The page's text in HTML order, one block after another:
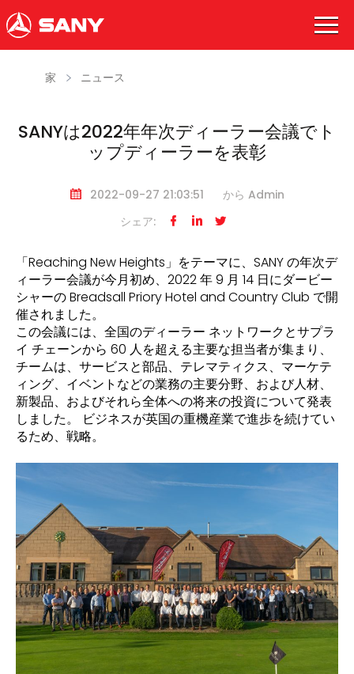
家 ニュース
SANYは2022年年次ディーラー会議でト
ップディーラーを表彰
2022-09-27 21:03:51
から Admin
シェア:
  
「Reaching New Heights」をテーマに、SANY の年次デ
ィーラー会議が今月初め、2022 年 9 月 14 日にダービー
シャーの Breadsall Priory Hotel and Country Club で開
催されました。
この会議には、全国のディーラー ネットワークとサプラ
イ チェーンから 60 人を超える主要な担当者が集まり、
チームは、サービスと部品、テレマティクス、マーケテ
ィング、イベントなどの業務の主要分野、および人材、
新製品、およびそれら全体への将来の投資について発表
しました。 ビジネスが英国の重機産業で進歩を続けてい
るため、戦略。